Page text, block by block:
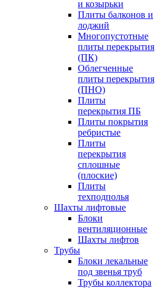
и козырьки
Плиты балконов и
лоджий
Многопустотные
плиты перекрытия
(ПК)
Облегченные
плиты перекрытия
(ПНО)
Плиты
перекрытия ПБ
Плиты покрытия
ребристые
Плиты
перекрытия
сплошные
(плоские)
Плиты
техподполья
Шахты лифтовые
Блоки
вентиляционные
Шахты лифтов
Трубы
Блоки лекальные
под звенья труб
Трубы коллектора